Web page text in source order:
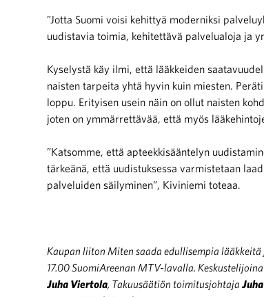
”Jotta Suomi voisi kehittyä moderniksi
uudistavia toimia, kehitettävä palvelualoja ja
Kyselystä käy ilmi, että lääkkeiden
naisten tarpeita yhtä hyvin kuin miesten.
loppu. Erityisen usein näin on ollut naisten
joten on ymmärrettävää, että myös
”Katsomme, että apteekkisääntelyn
tärkeänä, että uudistuksessa varmistetaan
palveluiden säilyminen”, Kiviniemi toteaa.
Kaupan liiton Miten saada edullisempia lääkkeitä
17.00 SuomiAreenan MTV-lavalla.
Juha Viertola , Takuusäätiön toimitusjohtaja